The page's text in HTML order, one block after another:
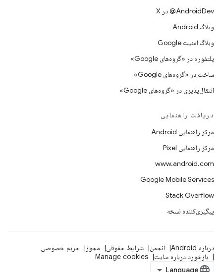
‫‎@AndroidDev در X
وبلاگ Android
وبلاگ امنیت Google
پلتفورم در «گروه‌های Google»
ساخت در «گروه‌های Google»
انتقال‌پذیری در «گروه‌های Google»
دریافت راهنمایی
مرکز راهنمایی Android
مرکز راهنمایی Pixel
www.android.com
Google Mobile Services
Stack Overflow
پیگیری‌کننده نسخه
درباره Android انجمن شرایط حقوقی مجوز
حریم خصوصی
بازخورد درباره سایت
Manage cookies